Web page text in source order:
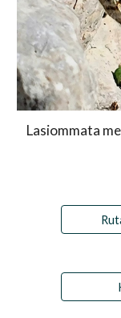
Lasiommata